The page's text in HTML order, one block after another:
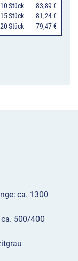
mit
schmalem
Kopf,
10 Stück
83,89 €
15 Stück
81,24 €
20 Stück
79,47 €
ca. 1300
500/400